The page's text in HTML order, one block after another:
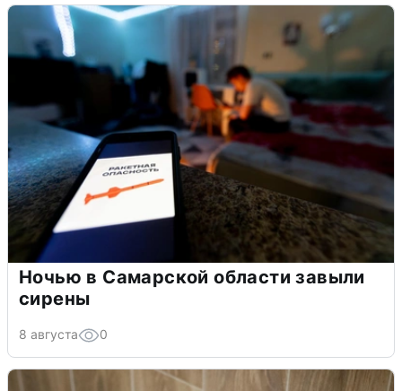
Ночью в Самарской области завыли
сирены
8 августа 0